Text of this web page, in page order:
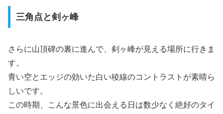
三角点と剣ヶ峰
さらに山頂碑の裏に進んで、剣ヶ峰が見える場所に行きま
す。
青い空とエッジの効いた白い稜線のコントラストが素晴ら
しいです。
この時期、こんな景色に出会える日は数少なく絶好のタイ